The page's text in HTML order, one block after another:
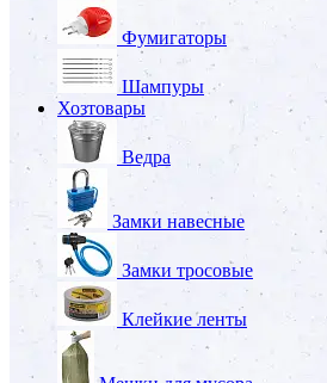
Фумигаторы
Шампуры
Хозтовары
Ведра
Замки навесные
Замки тросовые
Клейкие ленты